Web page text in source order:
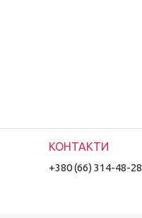
+380 (66) 314-48-28